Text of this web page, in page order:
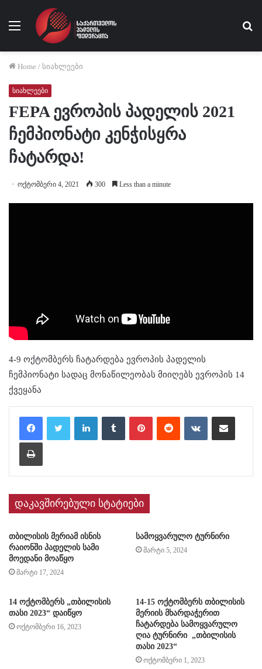
Menu
Home / სიახლეები
სიახლეები
FEPA ევროპის პადელის 2021
ჩემპიონატი კენჭისყრა
ჩატარდა!
ოქტომბერი 4, 2021 300 Less than a minute
4-9 ოქტომბერს ჩატარდება ევროპის პადელის
ჩემპიონატი სადაც მონაწილეობას მიიღებს ევროპის 14
ქვეყანა
LinkedInTumblr PinterestReddit VKontakteShare via Email
Print
დაკავშირებული სტატიები
თბილისის მერიამ ისნის
რაიონში პადელის სამი
მოედანი მოაწყო
მარტი 17, 2024
სამოყვარულო ტურნირი
მარტი 5, 2024
14 ოქტომბერს „თბილისის
თასი 2023“ დაიწყო
ოქტომბერი 16, 2023
14-15 ოქტომბერს თბილისის
მერიის მხარდაჭერით
ჩატარდება სამოყვარულო
ღია ტურნირი „თბილისის
თასი 2023“
ოქტომბერი 1, 2023